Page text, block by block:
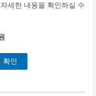
세한 내용을 확인하실 수
확인